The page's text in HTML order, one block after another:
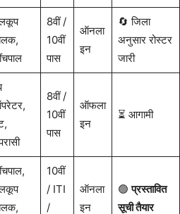
8वीं /
10वीं
पास
ऑनला
इन
🔄 जिला
अनुसार रोस्टर
जारी
8वीं /
10वीं
पास
ऑफला
इन
⏳ आगामी
10वीं
/ ITI
/
ऑनला
इन
🟢प्रस्तावित
सूची तैयार